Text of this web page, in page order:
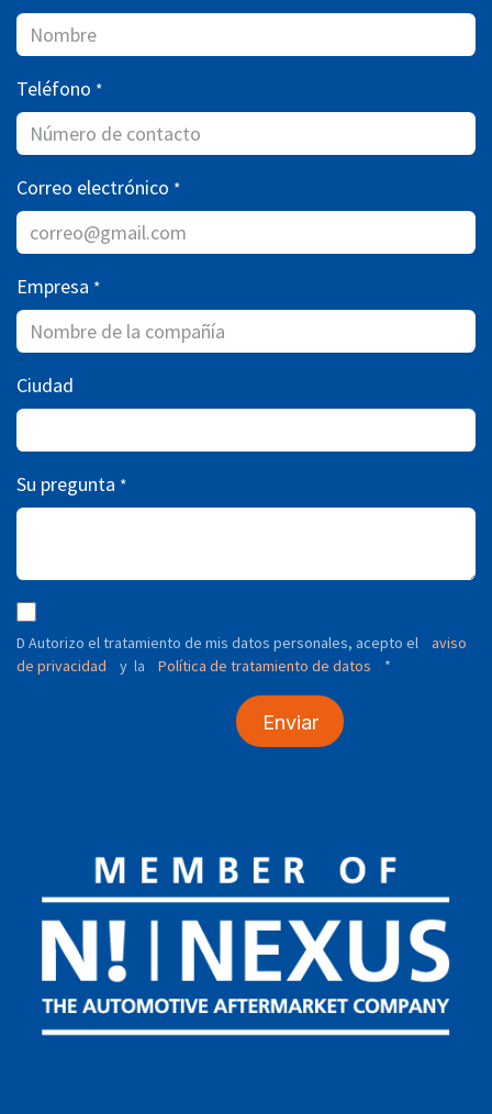
Teléfono *
Correo electrónico *
Empresa *
Ciudad
Su pregunta *
D Autorizo ​​el tratamiento de mis datos personales, acepto el
aviso
de privacidad
y la Política de tratamiento de datos *
Enviar